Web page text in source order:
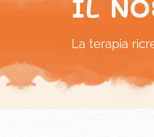
IL
La terapia